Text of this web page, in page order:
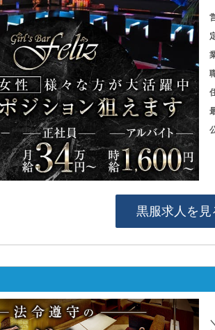
黒服求人を見